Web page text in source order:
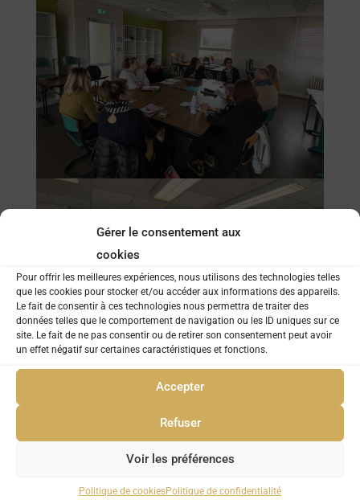
Gérer le consentement aux
cookies
Pour offrir les meilleures expériences, nous utilisons des technologies telles
que les cookies pour stocker et/ou accéder aux informations des appareils.
Le fait de consentir à ces technologies nous permettra de traiter des
données telles que le comportement de navigation ou les ID uniques sur ce
site. Le fait de ne pas consentir ou de retirer son consentement peut avoir
un effet négatif sur certaines caractéristiques et fonctions.
Accepter
Refuser
Voir les préférences
Politique de cookiesPolitique de confidentialité